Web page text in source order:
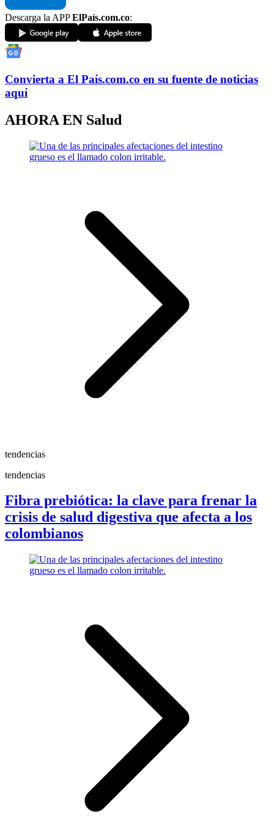
Descarga la APPElPaís.com.co:
Convierta a El País.com.co en su fuente de noticias
aquí
AHORA EN Salud
tendencias
tendencias
Fibra prebiótica: la clave para frenar la
crisis de salud digestiva que afecta a los
colombianos